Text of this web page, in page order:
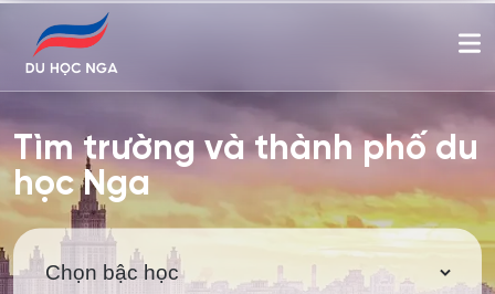
Tìm trường và thành phố du
học Nga